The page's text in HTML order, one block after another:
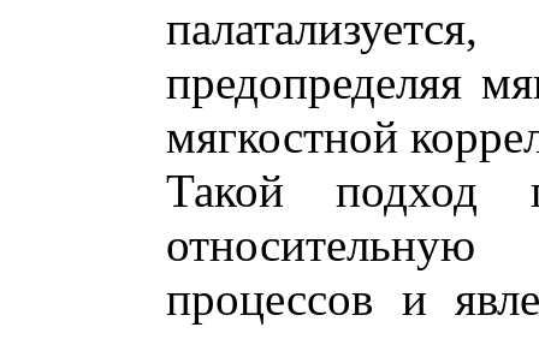
предопределяя
мягкостной
Такой подход
относительную
процессов и